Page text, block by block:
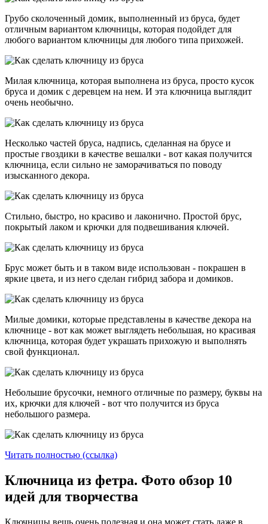
Грубо сколоченный домик, выполненный из бруса, будет
отличным вариантом ключницы, которая подойдет для
любого вариантом ключницы для любого типа прихожей.
Милая ключница, которая выполнена из бруса, просто кусок
бруса и домик с деревцем на нем. И эта ключница выглядит
очень необычно.
Несколько частей бруса, надпись, сделанная на брусе и
простые гвоздики в качестве вешалки - вот какая получится
ключница, если сильно не заморачиваться по поводу
изысканного декора.
Стильно, быстро, но красиво и лаконично. Простой брус,
покрытый лаком и крючки для подвешивания ключей.
Брус может быть и в таком виде использован - покрашен в
яркие цвета, и из него сделан гибрид забора и домиков.
Милые домики, которые представлены в качестве декора на
ключнице - вот как может выглядеть небольшая, но красивая
ключница, которая будет украшать прихожую и выполнять
свой функционал.
Небольшие брусочки, немного отличные по размеру, буквы на
их, крючки для ключей - вот что получится из бруса
небольшого размера.
Читать полностью (ссылка)
Ключница из фетра. Фото обзор 10
идей для творчества
Ключницы вещь очень полезная и она может стать даже в